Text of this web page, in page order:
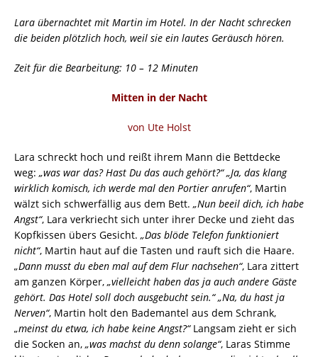
Lara übernachtet mit Martin im Hotel. In der Nacht schrecken
die beiden plötzlich hoch, weil sie ein lautes Geräusch hören.
Zeit für die Bearbeitung: 10 – 12 Minuten
Mitten in der Nacht
von Ute Holst
Lara schreckt hoch und reißt ihrem Mann die Bettdecke
weg: „was war das? Hast Du das auch gehört?“ „Ja, das klang
wirklich komisch, ich werde mal den Portier anrufen“, Martin
wälzt sich schwerfällig aus dem Bett. „Nun beeil dich, ich habe
Angst“, Lara verkriecht sich unter ihrer Decke und zieht das
Kopfkissen übers Gesicht. „Das blöde Telefon funktioniert
nicht“, Martin haut auf die Tasten und rauft sich die Haare.
„Dann musst du eben mal auf dem Flur nachsehen“, Lara zittert
am ganzen Körper, „vielleicht haben das ja auch andere Gäste
gehört. Das Hotel soll doch ausgebucht sein.“ „Na, du hast ja
Nerven“, Martin holt den Bademantel aus dem Schrank,
„meinst du etwa, ich habe keine Angst?“Langsam zieht er sich
die Socken an, „was machst du denn solange“, Laras Stimme